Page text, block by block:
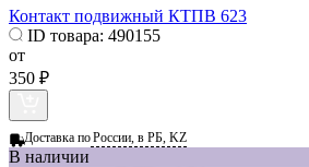
Контакт подвижный КТПВ 623
ID товара: 490155
от
350 ₽
Доставка поРоссии, в РБ, KZ
В наличии